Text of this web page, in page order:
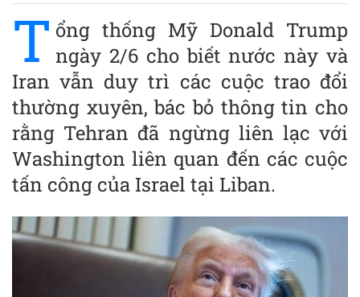
T ổng thống Mỹ Donald Trump
ngày 2/6 cho biết nước này và
Iran vẫn duy trì các cuộc trao đổi
thường xuyên, bác bỏ thông tin cho
rằng Tehran đã ngừng liên lạc với
Washington liên quan đến các cuộc
tấn công của Israel tại Liban.